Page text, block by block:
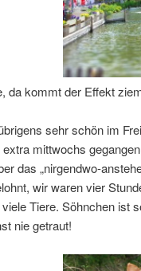
da kommt der Effekt
sehr schön im
mittwochs
das „nirgendwo-
wir waren vier
Tiere. Söhnchen ist
nie getraut!